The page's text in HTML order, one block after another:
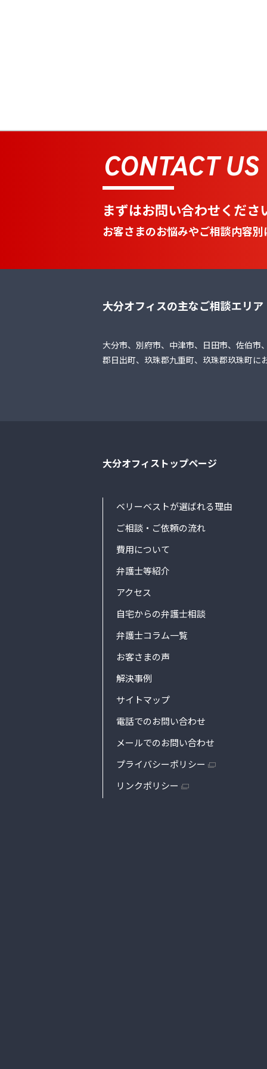
CONTACT US
まずはお問い合わせくださ
お客さまのお悩みやご相談内容別
大分オフィスの主なご相談エリア
大分市、別府市、中津市、日田市、佐伯市
郡日出町、玖珠郡九重町、玖珠郡玖珠町に
大分オフィストップページ
ベリーベストが選ばれる理由
ご相談・ご依頼の流れ
費用について
弁護士等紹介
アクセス
自宅からの弁護士相談
弁護士コラム一覧
お客さまの声
解決事例
サイトマップ
電話でのお問い合わせ
メールでのお問い合わせ
プライバシーポリシー
リンクポリシー